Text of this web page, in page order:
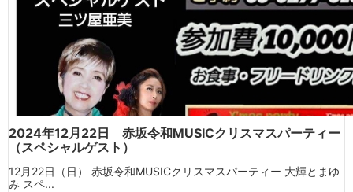
2024年12月22日 赤坂令和MUSICクリスマスパーティー
（スペシャルゲスト）
12月22日（日） 赤坂令和MUSICクリスマスパーティー 大輝とまゆ
み スペ...